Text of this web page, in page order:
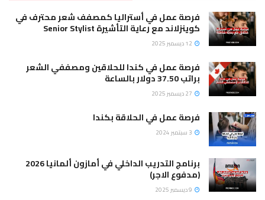
فرصة عمل في أستراليا كمصفف شعر محترف في
كوينزلاند مع رعاية التأشيرة Senior Stylist
فرصة عمل في كندا للحلاقين ومصففي الشعر
براتب 37.50 دولار بالساعة
فرصة عمل في الحلاقة بكندا
برنامج التدريب الداخلي في أمازون ألمانيا 2026
(مدفوع الاجر)